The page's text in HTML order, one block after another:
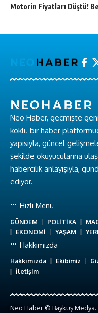
Motorin Fiyatları Düştü!
Neo Haber, geçmişte
köklü bir haber
yapısıyla, güncel
şekilde okuyucularına
habercilik anlayışıyla,
ediyor.
Hızlı Menü
GÜNDEM POLİTİKA
EKONOMİ
YAŞAM
Hakkımızda
Hakkımızda Ekibimiz
İletişim
Neo Haber © Baykuş Medya.